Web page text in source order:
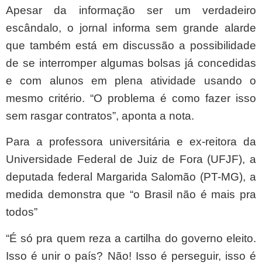
Apesar da informação ser um verdadeiro
escândalo, o jornal informa sem grande alarde
que também está em discussão a possibilidade
de se interromper algumas bolsas já concedidas
e com alunos em plena atividade usando o
mesmo critério. “O problema é como fazer isso
sem rasgar contratos”, aponta a nota.
Para a professora universitária e ex-reitora da
Universidade Federal de Juiz de Fora (UFJF), a
deputada federal Margarida Salomão (PT-MG), a
medida demonstra que “o Brasil não é mais pra
todos”
“É só pra quem reza a cartilha do governo eleito.
Isso é unir o país? Não! Isso é perseguir, isso é